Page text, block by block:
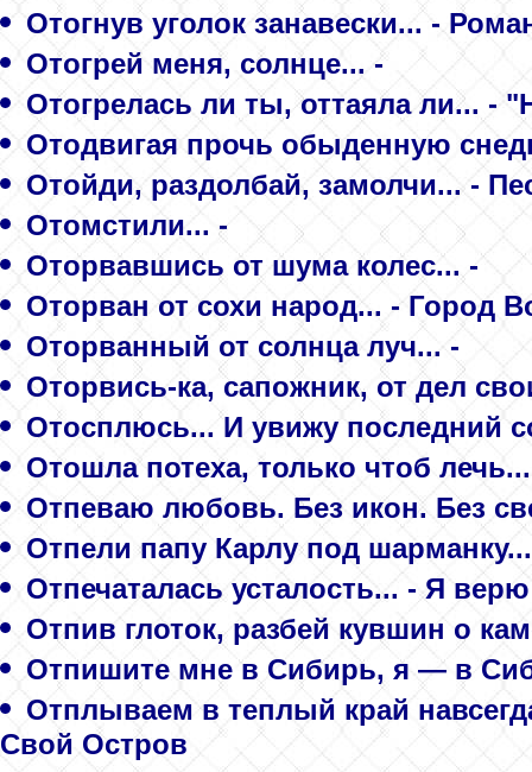
Отогнув уголок занавески... -
Отогрей меня, солнце... -
Отогрелась ли ты, оттаяла ли... -
Отодвигая прочь обыденную
Отойди, раздолбай, замолчи... -
Отомстили... -
Оторвавшись от шума колес... -
Оторван от сохи народ... - Город
Оторванный от солнца луч... -
Оторвись-ка, сапожник, от дел
Отосплюсь... И увижу последний
Отошла потеха, только чтоб
Отпеваю любовь. Без икон. Без
Отпели папу Карлу под
Отпечаталась усталость... - Я
Отпив глоток, разбей кувшин о
Отпишите мне в Сибирь, я — в
Отплываем в теплый край
Свой Остров